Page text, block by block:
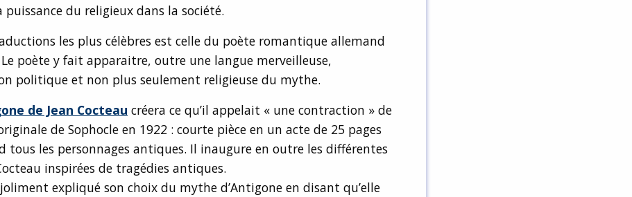
du religieux dans la société.
les plus célèbres est celle du poète romantique allemand
Le poète y fait apparaitre, outre une langue merveilleuse,
politique et non plus seulement religieuse du mythe.
de Jean Cocteau créera ce qu’il appelait « une contraction » de
de Sophocle en 1922 : courte pièce en un acte de 25 pages
tous les personnages antiques. Il inaugure en outre les différentes
inspirées de tragédies antiques.
expliqué son choix du mythe d’Antigone en disant qu’elle